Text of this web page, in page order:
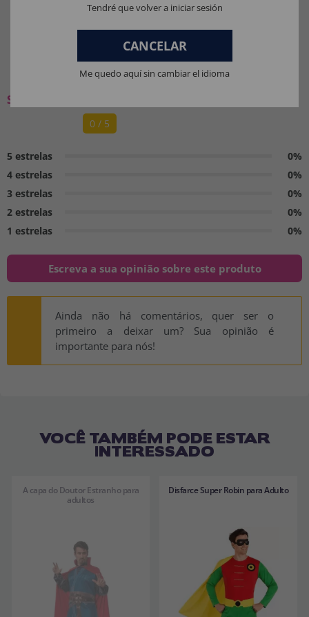
O QUE OS NOSSOS CLIENTES
PENSAM:
Seja o primeiro a deixar a sua opinião
0 / 5
5 estrelas
0%
4 estrelas
0%
3 estrelas
0%
2 estrelas
0%
1 estrelas
0%
Escreva a sua opinião sobre este produto
Ainda não há comentários, quer ser o
primeiro a deixar um? Sua opinião é
importante para nós!
VOCÊ TAMBÉM PODE ESTAR
INTERESSADO
A capa do Doutor Estranho para
adultos
Disfarce Super Robin para Adulto
Tendré que volver a iniciar sesión
CANCELAR
Me quedo aquí sin cambiar el idioma